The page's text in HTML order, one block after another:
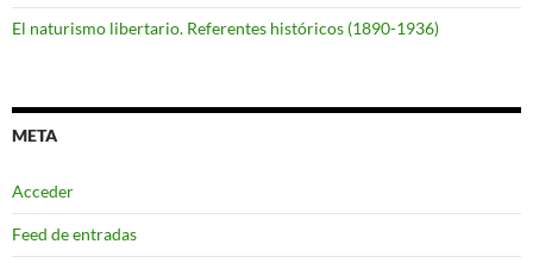
El naturismo libertario. Referentes históricos (1890-1936)
META
Acceder
Feed de entradas